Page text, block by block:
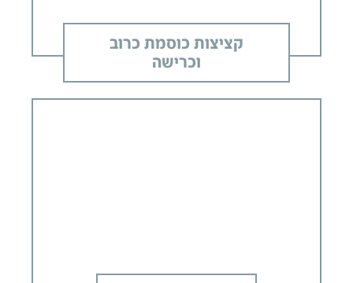
קציצות כוסמת כרוב
וכרישה